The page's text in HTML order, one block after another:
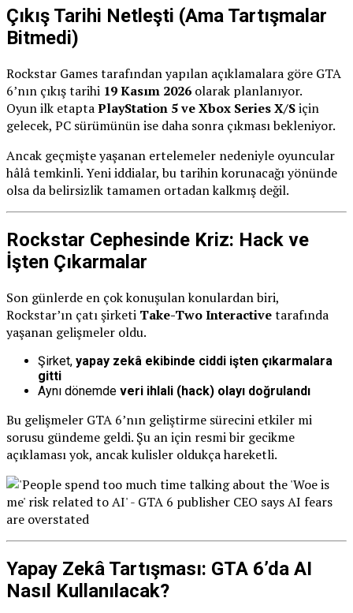
Çıkış Tarihi Netleşti (Ama Tartışmalar
Bitmedi)
Rockstar Games tarafından yapılan açıklamalara göre GTA
6’nın çıkış tarihi 19 Kasım 2026 olarak planlanıyor.
Oyun ilk etaptaPlayStation 5 ve Xbox Series X/Siçin
gelecek, PC sürümünün ise daha sonra çıkması bekleniyor.
Ancak geçmişte yaşanan ertelemeler nedeniyle oyuncular
hâlâ temkinli. Yeni iddialar, bu tarihin korunacağı yönünde
olsa da belirsizlik tamamen ortadan kalkmış değil.
Rockstar Cephesinde Kriz: Hack ve
İşten Çıkarmalar
Son günlerde en çok konuşulan konulardan biri,
Rockstar’ın çatı şirketi Take-Two Interactivetarafında
yaşanan gelişmeler oldu.
Şirket, yapay zekâ ekibinde ciddi işten çıkarmalara
gitti
Aynı dönemde veri ihlali (hack) olayı doğrulandı
Bu gelişmeler GTA 6’nın geliştirme sürecini etkiler mi
sorusu gündeme geldi. Şu an için resmi bir gecikme
açıklaması yok, ancak kulisler oldukça hareketli.
Yapay Zekâ Tartışması: GTA 6’da AI
Nasıl Kullanılacak?